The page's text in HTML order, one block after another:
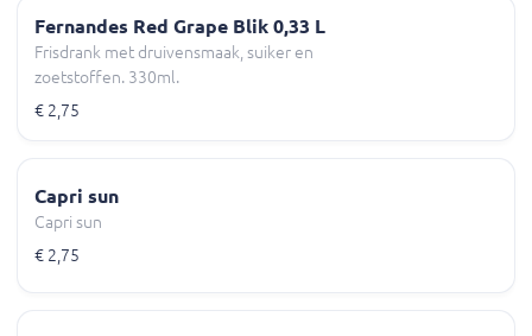
Fernandes Red Grape Blik 0,33 L
Frisdrank met druivensmaak, suiker en
zoetstoffen. 330ml.
€ 2,75
Capri sun
Capri sun
€ 2,75